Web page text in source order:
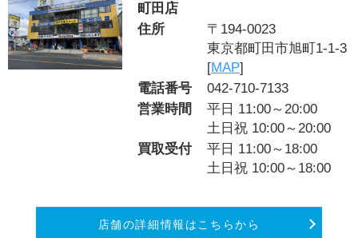
町田店
住所
〒194-0023
東京都町田市旭町1-1-3
[MAP]
電話番号
042-710-7133
営業時間
平日 11:00～20:00
土日祝 10:00～20:00
買取受付
平日 11:00～18:00
土日祝 10:00～18:00
店舗の詳細情報はこちらから